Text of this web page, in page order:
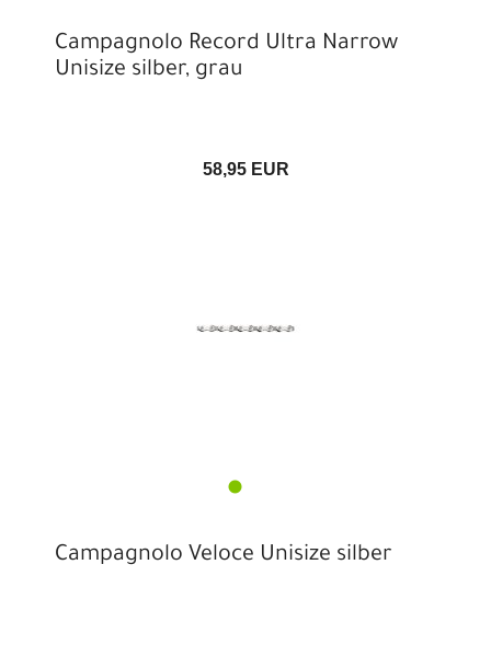
Campagnolo Record Ultra Narrow
Unisize silber, grau
58,95 EUR
Campagnolo Veloce Unisize silber